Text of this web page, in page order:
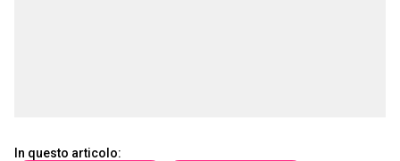
In questo articolo: